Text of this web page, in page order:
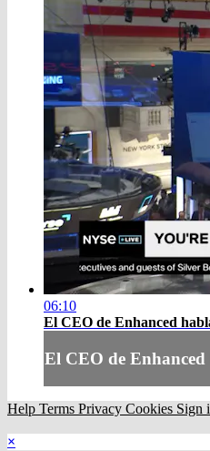
06:10
El CEO de Enhanced
El CEO de
Help Terms Privacy Cookies Sign
×